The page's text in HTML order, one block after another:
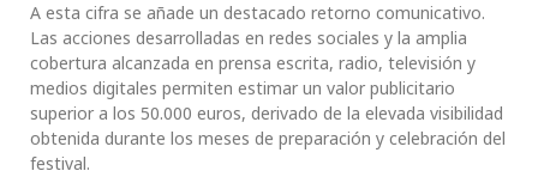
A esta cifra se añade un destacado retorno comunicativo.
Las acciones desarrolladas en redes sociales y la amplia
cobertura alcanzada en prensa escrita, radio, televisión y
medios digitales permiten estimar un valor publicitario
superior a los 50.000 euros, derivado de la elevada visibilidad
obtenida durante los meses de preparación y celebración del
festival.